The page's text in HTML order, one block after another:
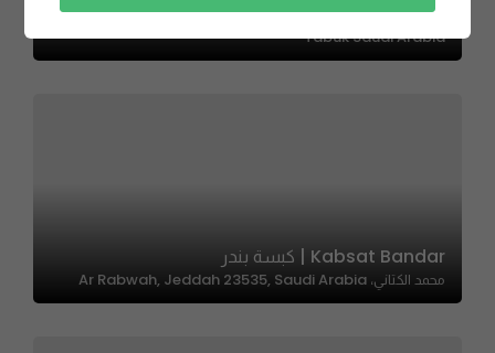
32Grimp | ٣٢قرمب
Tabuk Saudi Arabia
Kabsat Bandar | كبسة بندر
محمد الكتاني، Ar Rabwah, Jeddah 23535, Saudi Arabia